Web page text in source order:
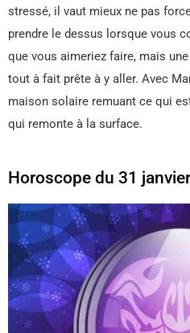
stressé, il vaut mieux ne pas
prendre le dessus lorsque vous
que vous aimeriez faire, mais
tout à fait prête à y aller. Avec
maison solaire remuant ce qui
qui remonte à la surface.
Horoscope du 31